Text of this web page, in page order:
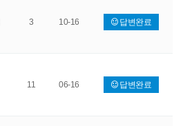
3 10-16 답변완료
11 06-16 답변완료